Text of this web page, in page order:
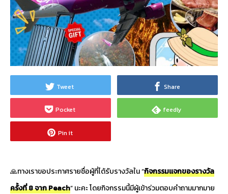
Tweet Share
Pocket feedly
Pin it
🙏ทางเราขอประกาศรายชื่อผู้ที่ได้รับรางวัลใน “กิจกรรมแจกของรางวัล
ครั้งที่ 8 จาก Peach” นะคะ โดยกิจกรรมนี้มีผู้เข้าร่วมตอบคำถามมากมาย